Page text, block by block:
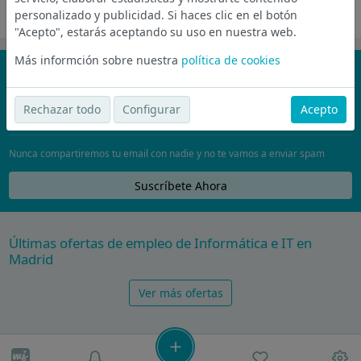
Oferta desactivada
¡No te pierdas nada!
Únete a la comunidad de wijobs y recibe por email las mejores
ofertas de empleo
Nunca compartiremos tu email con nadie y no te vamos a enviar spam
Suscríbete Ahora
Últimas ofertas de empleo de Informática e IT en
Madrid
Ver más ofertas
personalizado y publicidad. Si haces clic en el botón
"Acepto", estarás aceptando su uso en nuestra web.
Más informción sobre nuestra política de cookies
Rechazar todo Configurar Acepto